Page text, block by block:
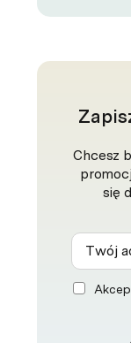
Chcesz
się